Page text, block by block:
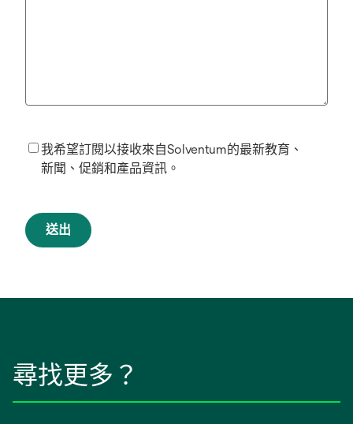
我希望訂閱以接收來自Solventum的最新教育、
新聞、促銷和產品資訊。
送出
尋找更多？